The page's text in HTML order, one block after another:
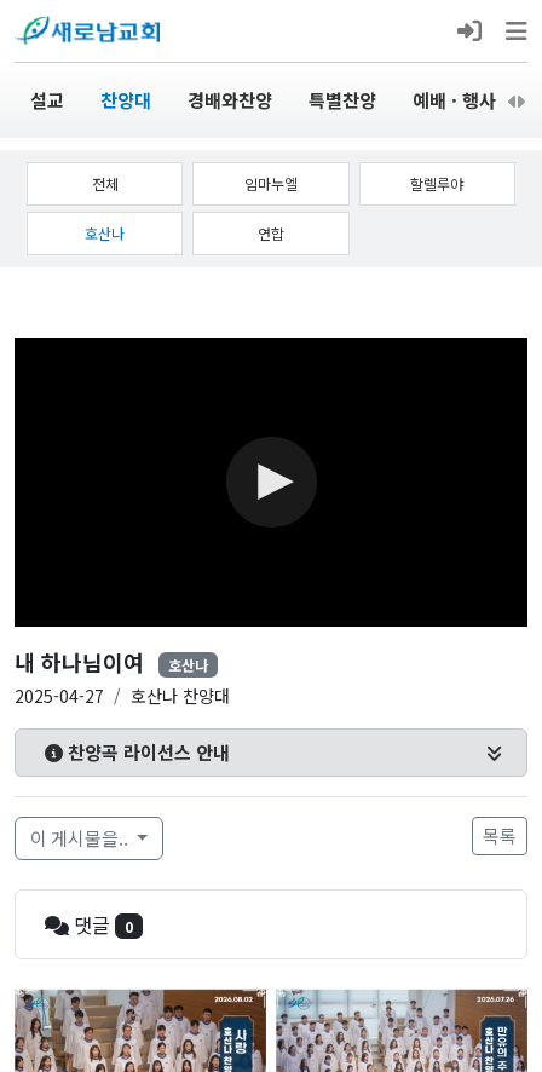
설교 찬양대 경배와찬양 특별찬양 예배 · 행사
전체 임마누엘 할렐루야
호산나 연합
내 하나님이여 호산나
2025-04-27 호산나 찬양대
찬양곡 라이선스 안내
이 게시물을.. 목록
댓글 0